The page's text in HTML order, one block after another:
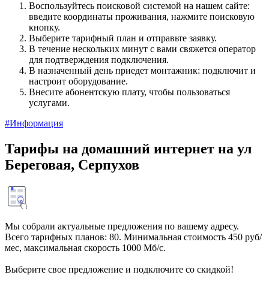
Воспользуйтесь поисковой системой на нашем сайте:
введите координаты проживания, нажмите поисковую
кнопку.
Выберите тарифный план и отправьте заявку.
В течение нескольких минут с вами свяжется оператор
для подтверждения подключения.
В назначенный день приедет монтажник: подключит и
настроит оборудование.
Внесите абонентскую плату, чтобы пользоваться
услугами.
#Информация
Тарифы на домашний интернет на ул
Береговая, Серпухов
Мы собрали актуальные предложения по вашему адресу.
Всего тарифных планов: 80. Минимальная стоимость 450 руб/
мес, максимальная скорость 1000 Мб/с.
Выберите свое предложение и подключите со скидкой!